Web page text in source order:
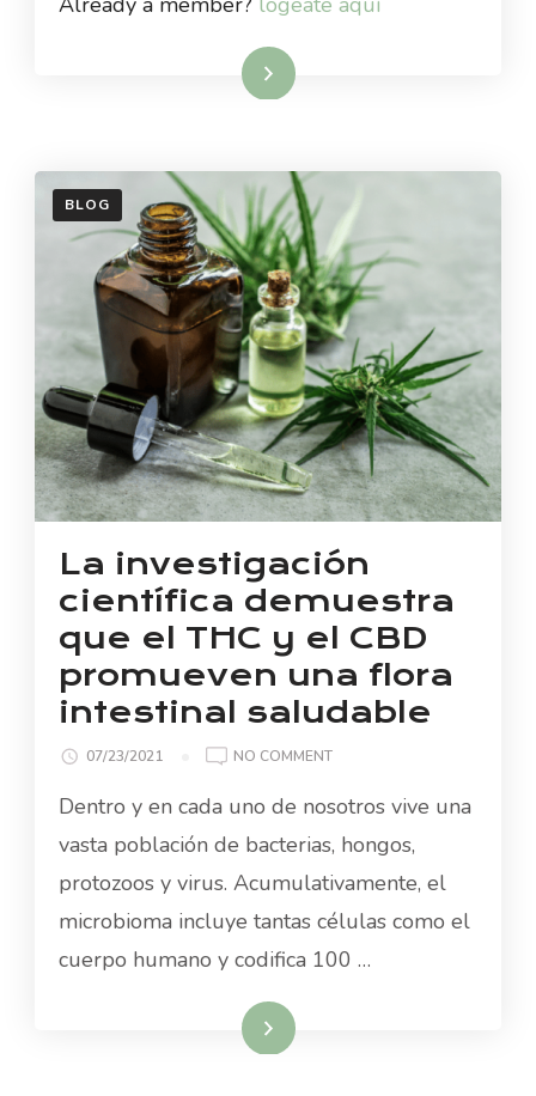
Read More
BLOG
La investigación
científica demuestra
que el THC y el CBD
promueven una flora
intestinal saludable
07/23/2021 NO COMMENTON
INVESTIGACIÓN
DEMUESTRA
QUE
THC
Y
Dentro y en cada uno de nosotros vive una
vasta población de bacterias, hongos,
protozoos y virus. Acumulativamente, el
microbioma incluye tantas células como el
cuerpo humano y codifica 100 …
Read More